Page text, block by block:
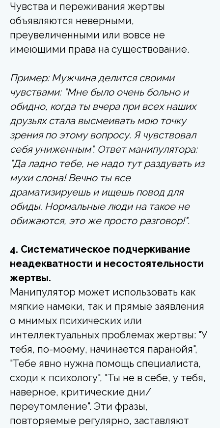
Чувства и переживания жертвы
объявляются неверными,
преувеличенными или вовсе не
имеющими права на существование.
Пример: Мужчина делится своими
чувствами: "Мне было очень больно и
обидно, когда ты вчера при всех наших
друзьях стала высмеивать мою точку
зрения по этому вопросу. Я чувствовал
себя униженным". Ответ манипулятора:
"Да ладно тебе, не надо тут раздувать из
мухи слона! Вечно ты все
драматизируешь и ищешь повод для
обиды. Нормальные люди на такое не
обижаются, это же просто разговор!".
4. Систематическое подчеркивание
неадекватности и несостоятельности
жертвы.
Манипулятор может использовать как
мягкие намеки, так и прямые заявления
о мнимых психических или
интеллектуальных проблемах жертвы: "У
тебя, по-моему, начинается паранойя",
"Тебе явно нужна помощь специалиста,
сходи к психологу", "Ты не в себе, у тебя,
наверное, критические дни/
переутомление". Эти фразы,
повторяемые регулярно, заставляют